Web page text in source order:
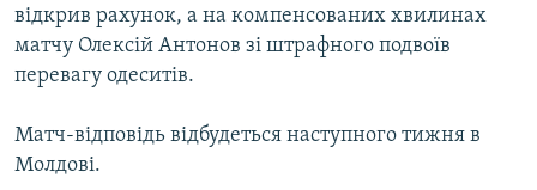
відкрив рахунок, а на компенсованих хвилинах
матчу Олексій Антонов зі штрафного подвоїв
перевагу одеситів.
Матч-відповідь відбудеться наступного тижня в
Молдові.